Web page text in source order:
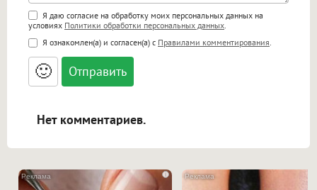
Поддержка HTML
<b>, <strong>, <u>, <i>, <em>, <s>, <big>,
<small>, <sup>, <sub>, <pre>, <ul>, <ol>, <li>,
<blockquote>, <code> экранирует HTML,
адреса URL автоматически становятся
ссылками, и [img]адрес[/img] будет
Я даю согласие на обработку моих персональных данных на
условиях Политики обработки персональных данных.
Я ознакомлен(а) и согласен(а) с Правилами комментирования.
🙂
Нет комментариев.
i